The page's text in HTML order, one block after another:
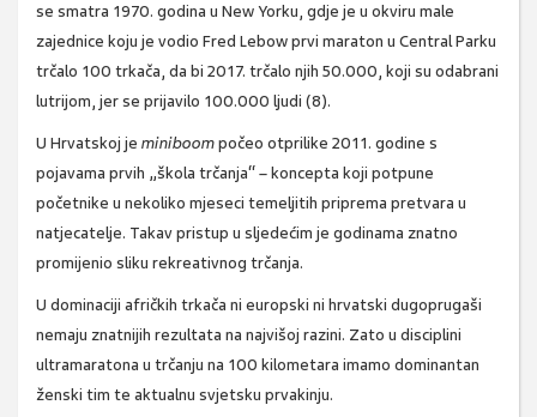
se smatra 1970. godina u New Yorku, gdje je u okviru male
zajednice koju je vodio Fred Lebow prvi maraton u Central Parku
trčalo 100 trkača, da bi 2017. trčalo njih 50.000, koji su odabrani
lutrijom, jer se prijavilo 100.000 ljudi (8).
U Hrvatskoj je miniboompočeo otprilike 2011. godine s
pojavama prvih „škola trčanja“ – koncepta koji potpune
početnike u nekoliko mjeseci temeljitih priprema pretvara u
natjecatelje. Takav pristup u sljedećim je godinama znatno
promijenio sliku rekreativnog trčanja.
U dominaciji afričkih trkača ni europski ni hrvatski dugoprugaši
nemaju znatnijih rezultata na najvišoj razini. Zato u disciplini
ultramaratona u trčanju na 100 kilometara imamo dominantan
ženski tim te aktualnu svjetsku prvakinju.